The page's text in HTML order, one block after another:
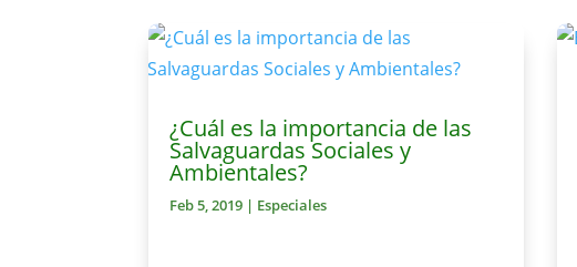
¿Cuál es la importancia de las
Salvaguardas Sociales y
Ambientales?
Feb 5, 2019 | Especiales